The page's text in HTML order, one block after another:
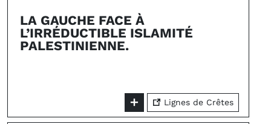
LA GAUCHE FACE À
L’IRRÉDUCTIBLE ISLAMITÉ
PALESTINIENNE.
Lignes de Crêtes